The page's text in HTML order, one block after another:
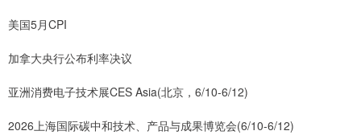
美国5月CPI
加拿大央行公布利率决议
亚洲消费电子技术展CES Asia(北京，6/10-6/12)
2026上海国际碳中和技术、产品与成果博览会(6/10-6/12)